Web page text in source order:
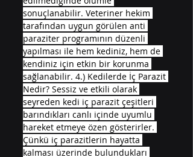
sonuçlanabilir. Veteriner hekim
tarafından uygun görülen anti
paraziter programının düzenli
yapılması ile hem kediniz, hem de
kendiniz için etkin bir korunma
sağlanabilir. 4.) Kedilerde İç Parazit
Nedir? Sessiz ve etkili olarak
seyreden kedi iç parazit çeşitleri
barındıkları canlı içinde uyumlu
hareket etmeye özen gösterirler.
Çünkü iç parazitlerin hayatta
kalması üzerinde bulundukları